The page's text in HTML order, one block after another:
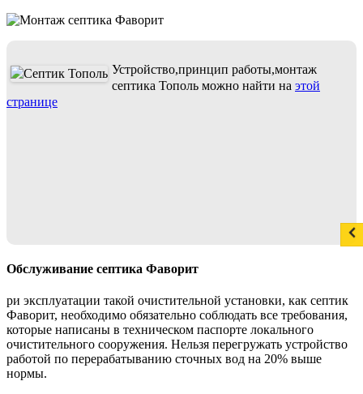
Устройство,принцип работы,монтаж
септика Тополь можно найти на этой
странице
Обслуживание септика Фаворит
ри эксплуатации такой очистительной установки, как септик
Фаворит, необходимо обязательно соблюдать все требования,
которые написаны в техническом паспорте локального
очистительного сооружения. Нельзя перегружать устройство
работой по перерабатыванию сточных вод на 20% выше
нормы.